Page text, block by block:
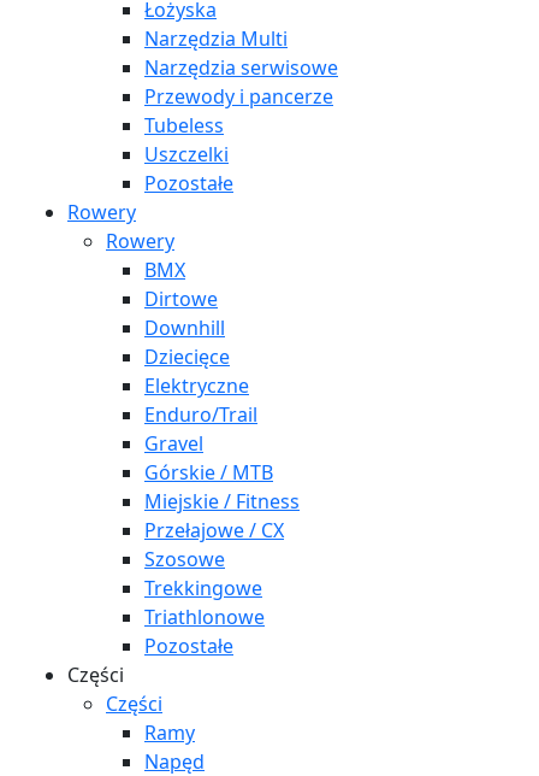
Łożyska
Narzędzia Multi
Narzędzia serwisowe
Przewody i pancerze
Tubeless
Uszczelki
Pozostałe
Rowery
Rowery
BMX
Dirtowe
Downhill
Dziecięce
Elektryczne
Enduro/Trail
Gravel
Górskie / MTB
Miejskie / Fitness
Przełajowe / CX
Szosowe
Trekkingowe
Triathlonowe
Pozostałe
Części
Części
Ramy
Napęd